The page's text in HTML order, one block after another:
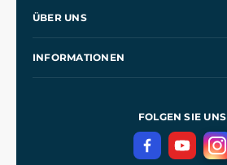
Kontakt
ÜBER UNS
INFORMATIONEN
DatenschutzerklärungFOLGEN SIE UNS